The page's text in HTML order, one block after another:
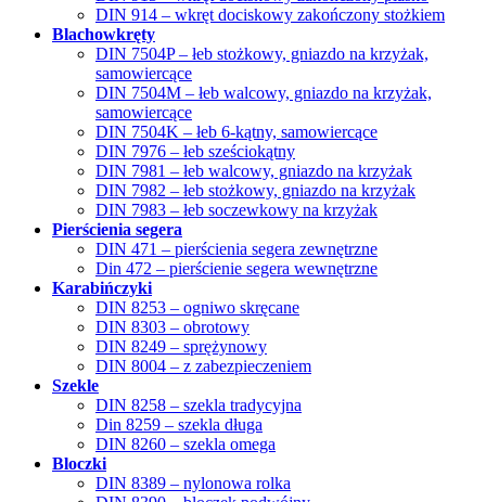
DIN 914 – wkręt dociskowy zakończony stożkiem
Blachowkręty
DIN 7504P – łeb stożkowy, gniazdo na krzyżak,
samowiercące
DIN 7504M – łeb walcowy, gniazdo na krzyżak,
samowiercące
DIN 7504K – łeb 6-kątny, samowiercące
DIN 7976 – łeb sześciokątny
DIN 7981 – łeb walcowy, gniazdo na krzyżak
DIN 7982 – łeb stożkowy, gniazdo na krzyżak
DIN 7983 – łeb soczewkowy na krzyżak
Pierścienia segera
DIN 471 – pierścienia segera zewnętrzne
Din 472 – pierścienie segera wewnętrzne
Karabińczyki
DIN 8253 – ogniwo skręcane
DIN 8303 – obrotowy
DIN 8249 – sprężynowy
DIN 8004 – z zabezpieczeniem
Szekle
DIN 8258 – szekla tradycyjna
Din 8259 – szekla długa
DIN 8260 – szekla omega
Bloczki
DIN 8389 – nylonowa rolka